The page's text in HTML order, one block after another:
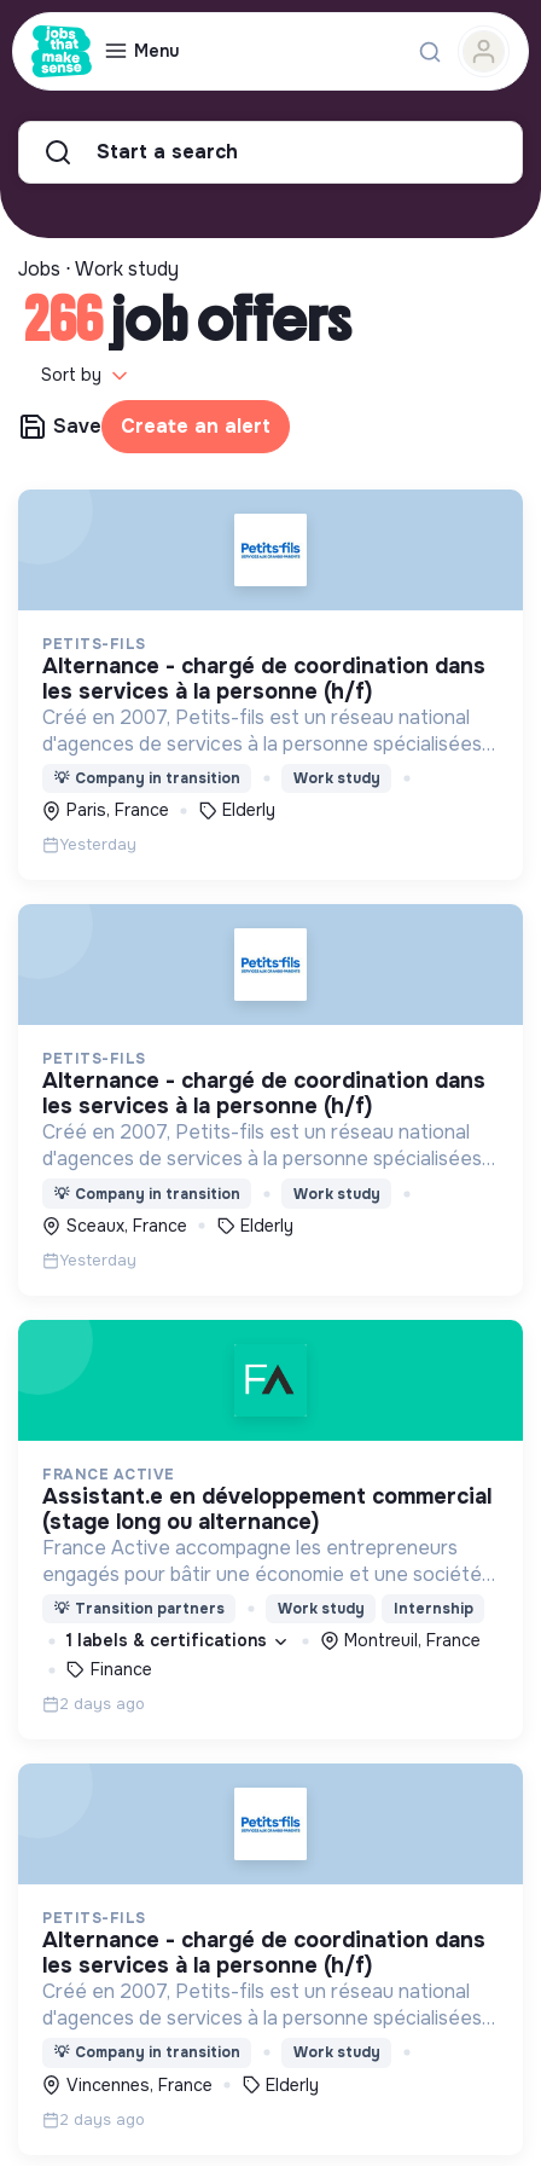
Menu
Start a search
Jobs ⋅ Work study
266job offers
Sort by
Save Create an alert
PETITS-FILS
alternance - chargé de coordination dans
les services à la personne (h/f)
Créé en 2007, Petits-fils est un réseau national
d'agences de services à la personne spécialisées
dans l'aide à domicile pour les personnes âgées.
💡 Company in transition Work study
Paris, France Elderly
Yesterday
PETITS-FILS
alternance - chargé de coordination dans
les services à la personne (h/f)
Créé en 2007, Petits-fils est un réseau national
d'agences de services à la personne spécialisées
dans l'aide à domicile pour les personnes âgées.
💡 Company in transition Work study
Sceaux, France Elderly
Yesterday
FRANCE ACTIVE
assistant.e en développement commercial
(stage long ou alternance)
France Active accompagne les entrepreneurs
engagés pour bâtir une économie et une société
plus inclusive et plus durable.
💡 Transition partners Work study Internship
1 labels & certifications
Montreuil, France
Finance
2 days ago
PETITS-FILS
alternance - chargé de coordination dans
les services à la personne (h/f)
Créé en 2007, Petits-fils est un réseau national
d'agences de services à la personne spécialisées
dans l'aide à domicile pour les personnes âgées.
💡 Company in transition Work study
Vincennes, France Elderly
2 days ago